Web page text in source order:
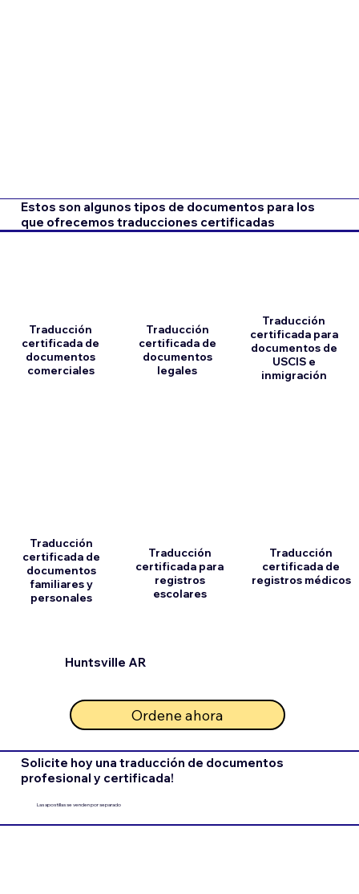
Estos son algunos tipos de documentos para los
que ofrecemos traducciones certificadas
Huntsville AR
Traducción
certificada de
documentos
comerciales
Traducción
certificada de
documentos
familiares y
personales
Traducción
certificada de
documentos
legales
Traducción
certificada para
registros
escolares
Ordene ahora
Traducción
certificada para
documentos de
USCIS e
inmigración
Traducción
certificada de
registros médicos
Solicite hoy una traducción de documentos
profesional y certificada!
Las apostillas se venden por separado